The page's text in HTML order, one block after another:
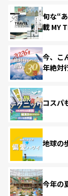
旬な“
載 MY
今、こ
年絶対
コスパ
地球の
今年の